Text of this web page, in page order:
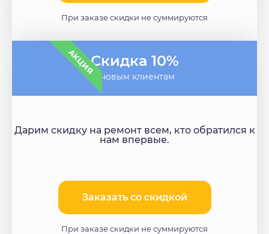
При заказе скидки не суммируются
АКЦИЯСкидка 10%
- новым клиентам
Дарим скидку на ремонт всем, кто обратился к
нам впервые.
Заказать со скидкой​
При заказе скидки не суммируются